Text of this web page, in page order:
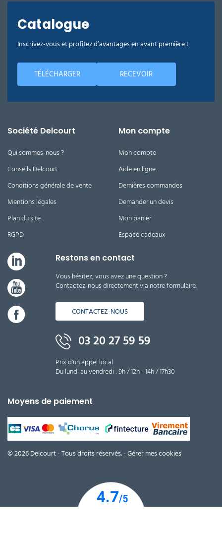
Catalogue
Inscrivez-vous et profitez d’avantages en avant première !
TÉLÉCHARGER RECEVOIR
Société Delcourt
Qui sommes-nous ?
Conseils Delcourt
Conditions générale de vente
Mentions légales
Plan du site
RGPD
Mon compte
Mon compte
Aide en ligne
Dernières commandes
Demander un devis
Mon panier
Espace cadeaux
Restons en contact
Vous hésitez, vous avez une question ?
Contactez-nous directement via notre formulaire.
CONTACTEZ-NOUS
03 20 27 59 59
Prix d'un appel local
Du lundi au vendredi : 9h / 12h - 14h / 17h30
Moyens de paiement
© 2026 Delcourt - Tous droits réservés. -Gérer mes cookies